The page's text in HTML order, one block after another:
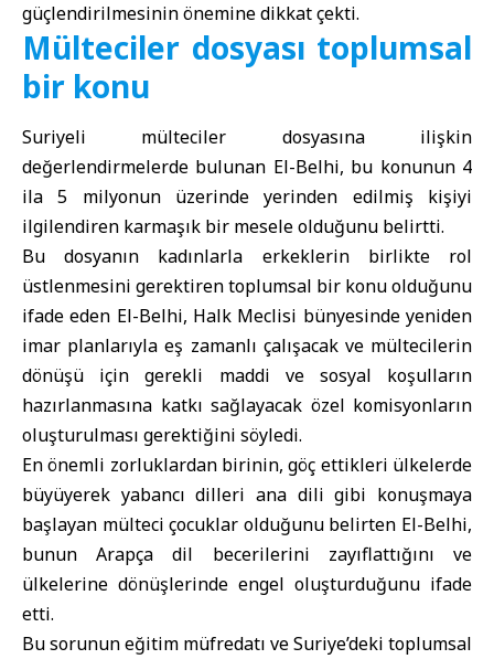
güçlendirilmesinin önemine dikkat çekti.
Mülteciler dosyası toplumsal
bir konu
Suriyeli mülteciler dosyasına ilişkin
değerlendirmelerde bulunan El-Belhi, bu konunun 4
ila 5 milyonun üzerinde yerinden edilmiş kişiyi
ilgilendiren karmaşık bir mesele olduğunu belirtti.
Bu dosyanın kadınlarla erkeklerin birlikte rol
üstlenmesini gerektiren toplumsal bir konu olduğunu
ifade eden El-Belhi, Halk Meclisi bünyesinde yeniden
imar planlarıyla eş zamanlı çalışacak ve mültecilerin
dönüşü için gerekli maddi ve sosyal koşulların
hazırlanmasına katkı sağlayacak özel komisyonların
oluşturulması gerektiğini söyledi.
En önemli zorluklardan birinin, göç ettikleri ülkelerde
büyüyerek yabancı dilleri ana dili gibi konuşmaya
başlayan mülteci çocuklar olduğunu belirten El-Belhi,
bunun Arapça dil becerilerini zayıflattığını ve
ülkelerine dönüşlerinde engel oluşturduğunu ifade
etti.
Bu sorunun eğitim müfredatı ve Suriye’deki toplumsal